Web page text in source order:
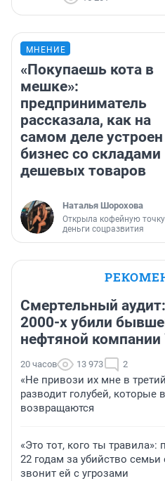
МНЕНИЕ
«Покупаешь кота в
мешке»:
предприниматель
рассказала, как на
самом деле устроен
бизнес со складами
дешевых товаров
Наталья Шорохова
Открыла кофейную
деньги соцразвития
Смертельный
2000-х убили
нефтяной
20 часов 13 973 2
«Не привози их мне в
разводит голубей, которые
возвращаются
«Это тот, кого ты
22 годам за убийство
звонит ей с угрозами